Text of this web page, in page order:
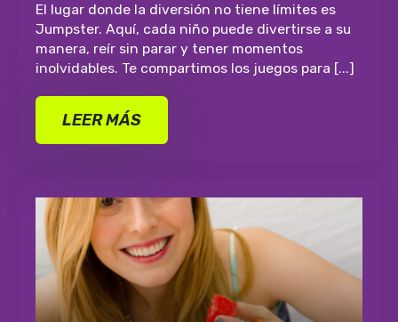
El lugar donde la diversión no tiene límites es
Jumpster. Aquí, cada niño puede divertirse a su
manera, reír sin parar y tener momentos
inolvidables. Te compartimos los juegos para [...]
LEER MÁS